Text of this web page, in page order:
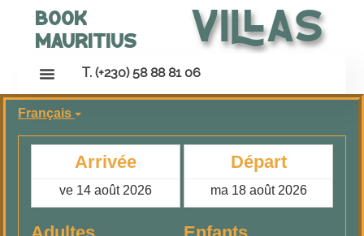
Book
Mauritius
Villas
T. (+230) 58 88 81 06